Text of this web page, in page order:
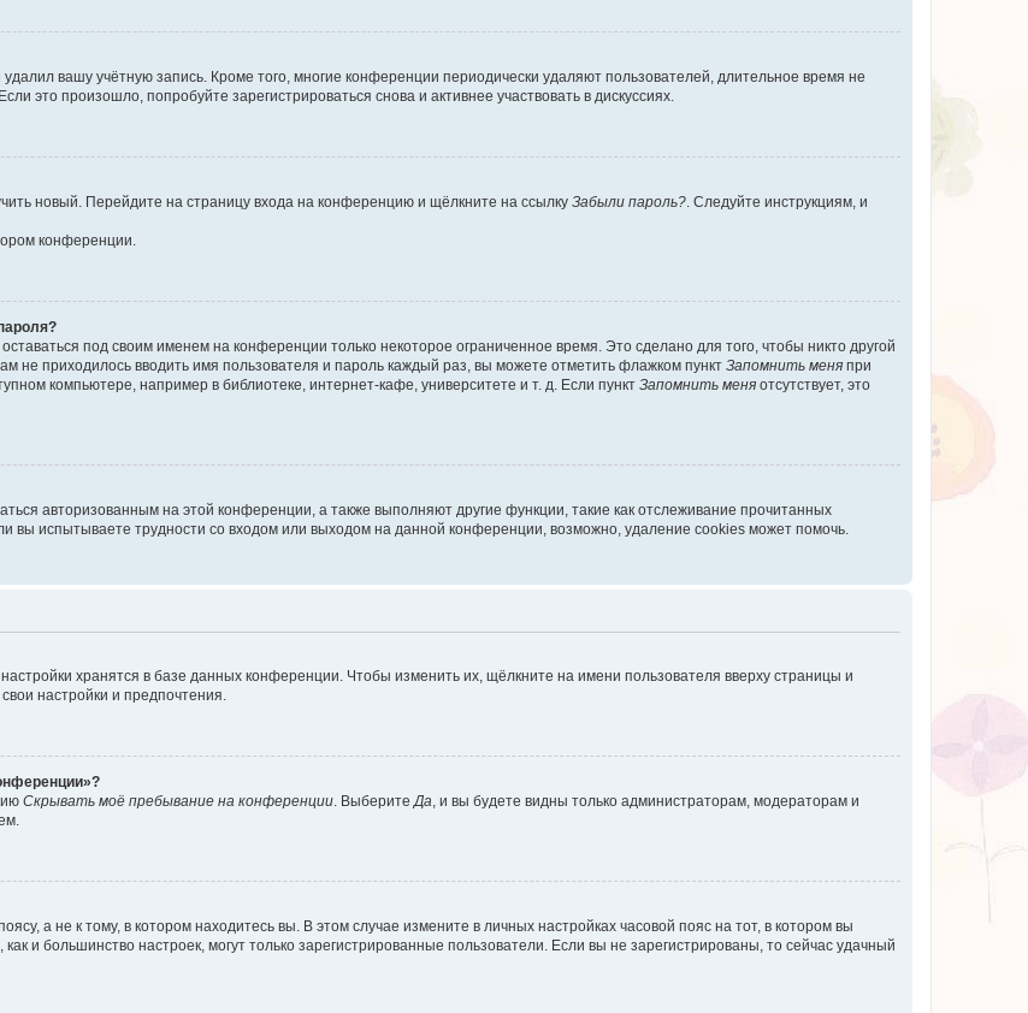
вашу учётную запись. Кроме того, многие конференции периодически удаляют пользователей, длительное время не
это произошло, попробуйте зарегистрироваться снова и активнее участвовать в дискуссиях.
новый. Перейдите на страницу входа на конференцию и щёлкните на ссылку Забыли пароль?. Следуйте инструкциям, и
конференции.
под своим именем на конференции только некоторое ограниченное время. Это сделано для того, чтобы никто другой
не приходилось вводить имя пользователя и пароль каждый раз, вы можете отметить флажком пункт Запомнить меня при
компьютере, например в библиотеке, интернет-кафе, университете и т. д. Если пункт Запомнить меня отсутствует, это
авторизованным на этой конференции, а также выполняют другие функции, такие как отслеживание прочитанных
вы испытываете трудности со входом или выходом на данной конференции, возможно, удаление cookies может помочь.
хранятся в базе данных конференции. Чтобы изменить их, щёлкните на имени пользователя вверху страницы и
настройки и предпочтения.
Скрывать моё пребывание на конференции. ВыберитеДа, и вы будете видны только администраторам, модераторам и
а не к тому, в котором находитесь вы. В этом случае измените в личных настройках часовой пояс на тот, в котором вы
и большинство настроек, могут только зарегистрированные пользователи. Если вы не зарегистрированы, то сейчас удачный